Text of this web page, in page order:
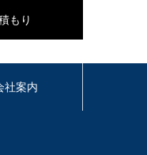
もり
社案内